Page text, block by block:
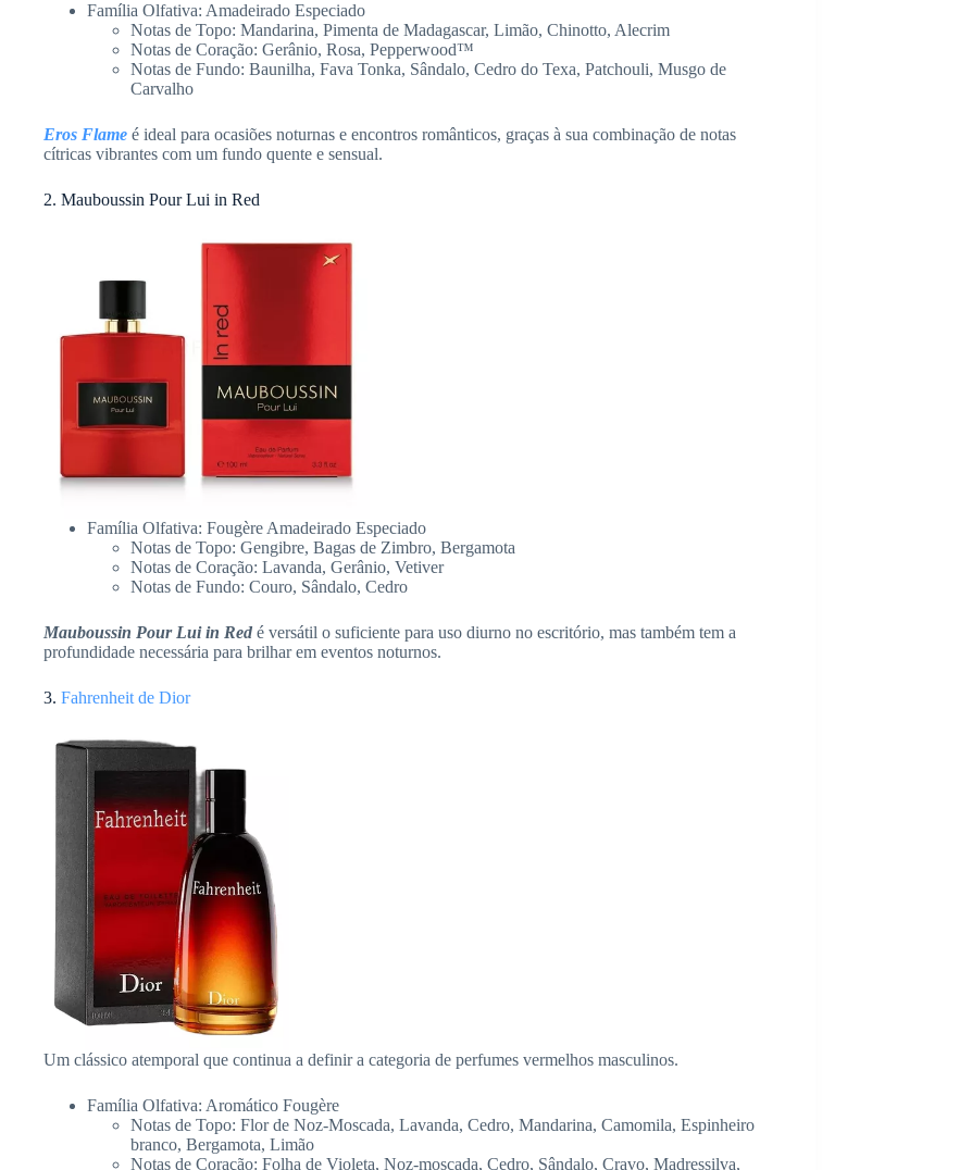
Família Olfativa: Amadeirado Especiado
Notas de Topo: Mandarina, Pimenta de Madagascar, Limão, Chinotto, Alecrim
Notas de Coração: Gerânio, Rosa, Pepperwood™
Notas de Fundo: Baunilha, Fava Tonka, Sândalo, Cedro do Texa, Patchouli, Musgo de
Carvalho
Eros Flame é ideal para ocasiões noturnas e encontros românticos, graças à sua combinação de notas
cítricas vibrantes com um fundo quente e sensual.
2. Mauboussin Pour Lui in Red
Família Olfativa: Fougère Amadeirado Especiado
Notas de Topo: Gengibre, Bagas de Zimbro, Bergamota
Notas de Coração: Lavanda, Gerânio, Vetiver
Notas de Fundo: Couro, Sândalo, Cedro
Mauboussin Pour Lui in Red é versátil o suficiente para uso diurno no escritório, mas também tem a
profundidade necessária para brilhar em eventos noturnos.
3. Fahrenheit de Dior
Um clássico atemporal que continua a definir a categoria de perfumes vermelhos masculinos.
Família Olfativa: Aromático Fougère
Notas de Topo: Flor de Noz-Moscada, Lavanda, Cedro, Mandarina, Camomila, Espinheiro
branco, Bergamota, Limão
Notas de Coração: Folha de Violeta, Noz-moscada, Cedro, Sândalo, Cravo, Madressilva,